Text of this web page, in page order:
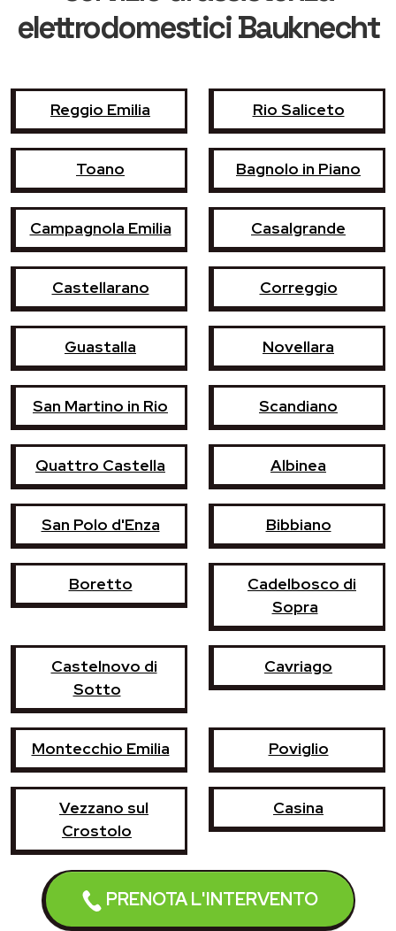
PRENOTA L'INTERVENTO
elettrodomestici Bauknecht
Reggio Emilia Rio Saliceto
Toano Bagnolo in Piano
Campagnola Emilia Casalgrande
Castellarano Correggio
Guastalla Novellara
San Martino in Rio Scandiano
Quattro Castella Albinea
San Polo d'Enza Bibbiano
Boretto
Cadelbosco di
Sopra
Castelnovo di
Sotto
Cavriago
Montecchio Emilia Poviglio
Vezzano sul
Crostolo
Casina
Castelnovo ne'
Monti
Campegine